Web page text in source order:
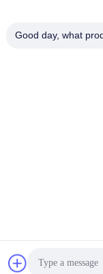
Good day, what